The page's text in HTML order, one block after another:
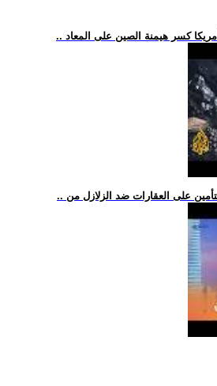
كسر هيمنة الصين على المعاد
على العقارات ضد الزلازل من